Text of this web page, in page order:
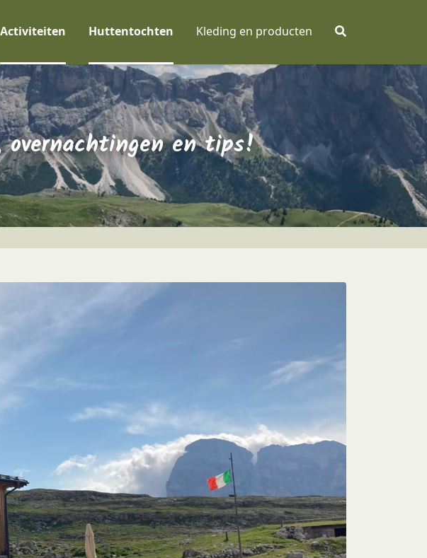
Activiteiten Huttentochten Kleding en producten
en tips!